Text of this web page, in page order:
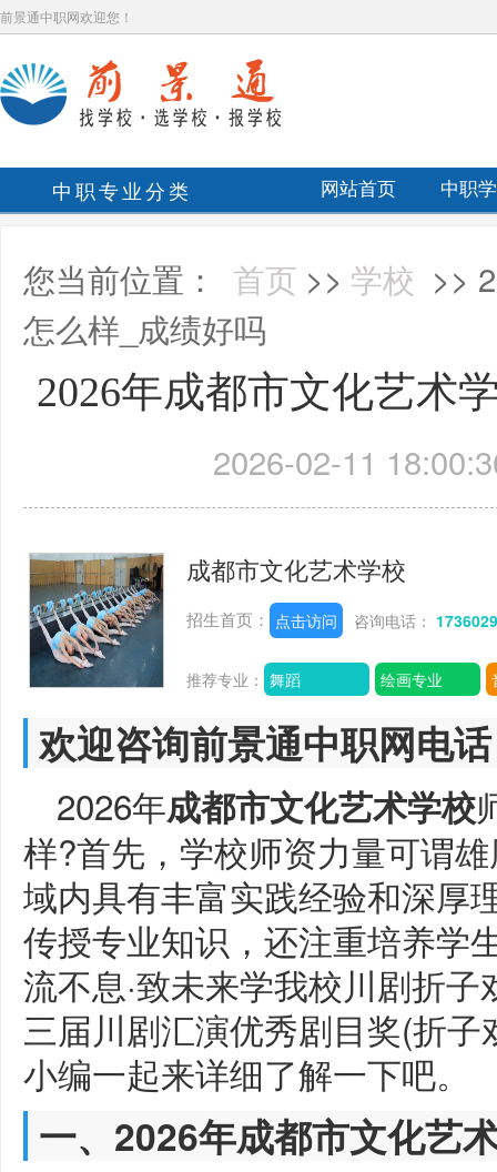
前景通中职网欢迎您！
中职专业分类 网站首页 中职
您当前位置： 首页 >> 学校 >>
怎么样_成绩好吗
2026年成都市文化艺术
2026-02-11
成都市文化艺术学校
招生首页： 点击访问 咨询电话：
推荐专业： 舞蹈 绘画专业
欢迎咨询前景通中职网电
2026年成都市文化艺术学校
样?首先，学校师资力量可谓
域内具有丰富实践经验和深厚
传授专业知识，还注重培养学
流不息·致未来学我校川剧折
三届川剧汇演优秀剧目奖(折
小编一起来详细了解一下吧。
一、2026年成都市文化艺